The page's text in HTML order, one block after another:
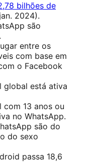
bilhões de
2024).
são
entre os
com base em
o Facebook
global está ativa
13 anos ou
no WhatsApp.
são do
do sexo
passa 18,6